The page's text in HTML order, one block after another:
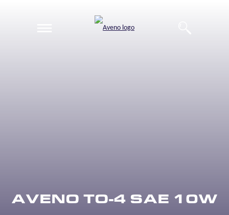
AVENO TO-4 SAE 10W